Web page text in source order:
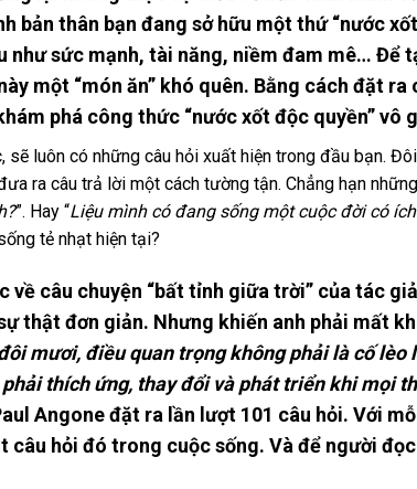
bản thân bạn đang sở hữu một thứ “nước
như sức mạnh, tài năng, niềm đam mê… Để
một “món ăn” khó quên. Bằng cách đặt
phá công thức “nước xốt độc quyền” vô
luôn có những câu hỏi xuất hiện trong đầu bạn.
ra câu trả lời một cách tường tận. Chẳng hạn
”. Hay “Liệu mình có đang sống một cuộc đời có
tẻ nhạt hiện tại?
về câu chuyện “bất tỉnh giữa trời” của tác
thật đơn giản. Nhưng khiến anh phải mất
mươi, điều quan trọng không phải là cố lèo
thích ứng, thay đổi và phát triển khi mọi
Angone đặt ra lần lượt 101 câu hỏi. Với
câu hỏi đó trong cuộc sống. Và để người